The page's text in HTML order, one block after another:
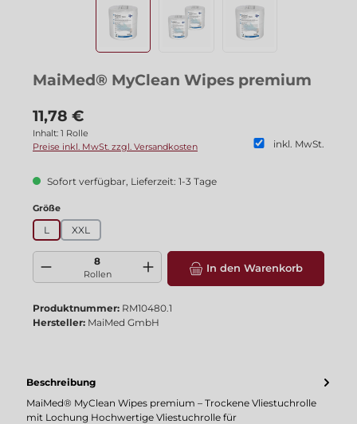
MaiMed® MyClean Wipes premium
Regulärer Preis:
11,78 €
Inhalt: 1 Rolle
inkl. MwSt.
Preise inkl. MwSt. zzgl. Versandkosten
Sofort verfügbar, Lieferzeit: 1-3 Tage
Größeauswählen
L XXL
Produkt Anzahl: Gib den gewünschten Wert ein oder benutze die
Rollen
In den Warenkorb
Produktnummer: RM10480.1
Hersteller: MaiMed GmbH
Beschreibung
MaiMed® MyClean Wipes premium – Trockene Vliestuchrolle
mit Lochung Hochwertige Vliestuchrolle für